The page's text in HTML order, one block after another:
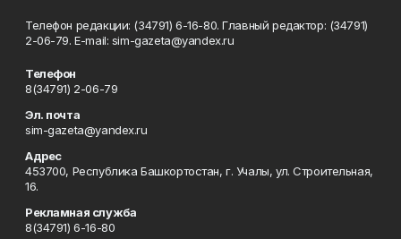
Телефон редакции: (34791) 6-16-80. Главный редактор: (34791)
2-06-79. Е-mаil: sim-gazeta@yandex.ru
Телефон
8(34791) 2-06-79
Эл. почта
sim-gazeta@yandex.ru
Адрес
453700, Республика Башкортостан, г. Учалы, ул. Строительная,
16.
Рекламная служба
8(34791) 6-16-80